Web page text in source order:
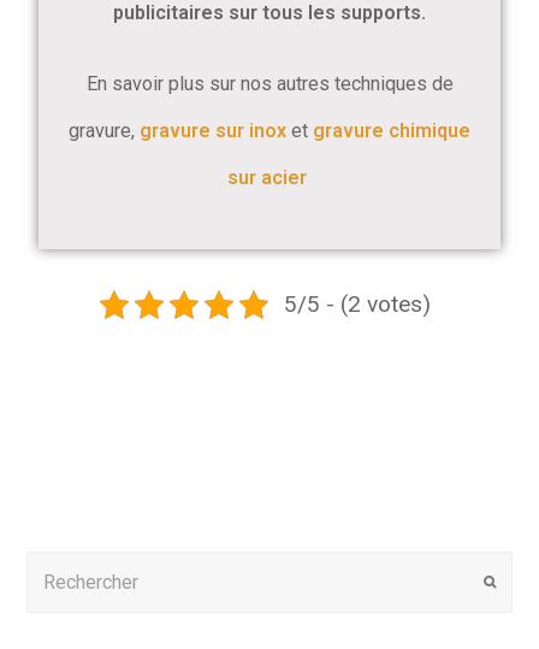
publicitaires sur tous les supports.
En savoir plus sur nos autres techniques de
gravure, gravure sur inox et gravure chimique
sur acier
5/5 - (2 votes)